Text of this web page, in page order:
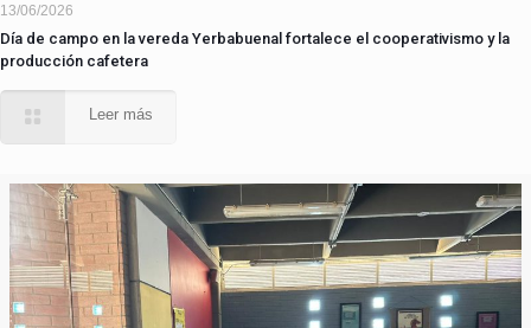
13/06/2026
Día de campo en la vereda Yerbabuenal fortalece el cooperativismo y la
producción cafetera
Leer más